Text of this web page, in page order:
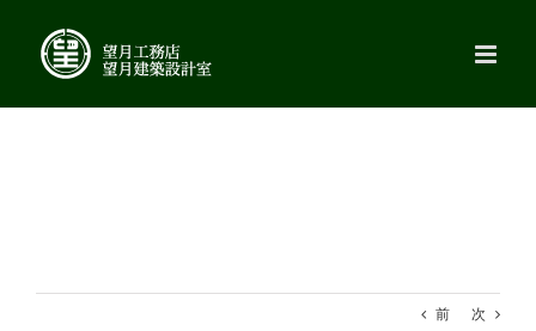
content
前 次